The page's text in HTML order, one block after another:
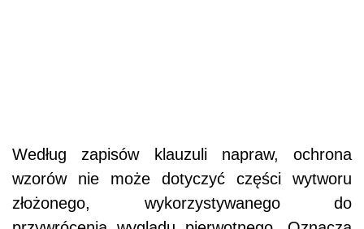
Według zapisów klauzuli napraw, ochrona
wzorów nie może dotyczyć części wytworu
złożonego, wykorzystywanego do